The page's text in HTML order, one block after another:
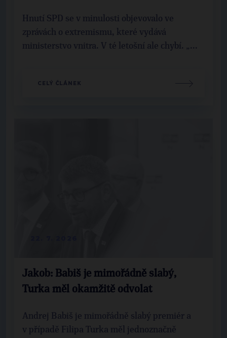
Hnutí SPD se v minulosti objevovalo ve
zprávách o extremismu, které vydává
ministerstvo vnitra. V té letošní ale chybí. „...
CELÝ ČLÁNEK
Jakob: Babiš je mimořádně slabý,
Turka měl okamžitě odvolat
Andrej Babiš je mimořádně slabý premiér a
v případě Filipa Turka měl jednoznačně